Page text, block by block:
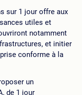
sur 1 jour offre aux
utiles et
notamment
et initier
conforme à la
un
de 1 jour